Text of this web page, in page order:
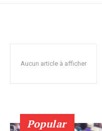
Aucun article à afficher
Popular